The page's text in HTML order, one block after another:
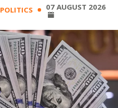
POLITICS 07 AUGUST 2026